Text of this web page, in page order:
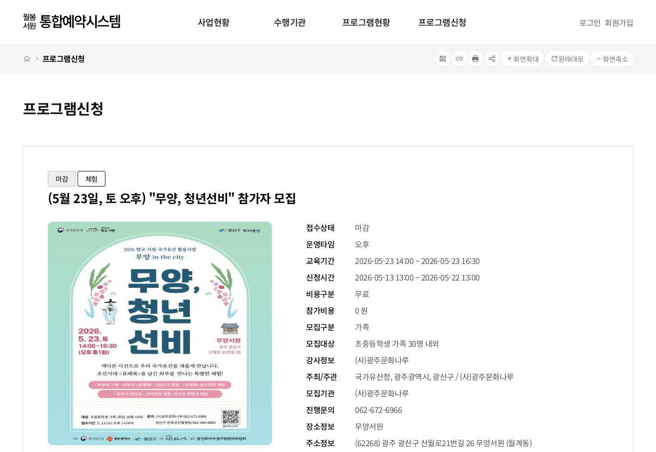
사업현황 수행기관 프로그램현황 프로그램신청 로그인 회원가입
처음으로
프로그램신청 QRcode주소복사프린터공유 화면확대 원래대로 화면축소
프로그램신청
마감 체험
(5월 23일, 토 오후) "무양, 청년선비" 참가자 모집
접수상태
마감
운영타임
오후
교육기간
2026-05-23 14:00 ~ 2026-05-23 16:30
신청시간
2026-05-13 13:00 ~ 2026-05-22 13:00
비용구분
무료
참가비용
0 원
모집구분
가족
모집대상
초중등학생 가족 30명 내외
강사정보
(사)광주문화나루
주최/주관
국가유산청, 광주광역시, 광산구 / (사)광주문화나루
모집기관
(사)광주문화나루
진행문의
062-672-6966
장소정보
무양서원
주소정보
(62268) 광주 광산구 산월로21번길 26 무양서원 (월계동)